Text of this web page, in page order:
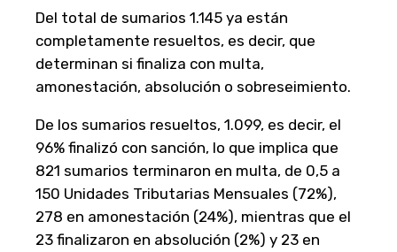
Del total de sumarios 1.145 ya están
completamente resueltos, es decir, que
determinan si finaliza con multa,
amonestación, absolución o sobreseimiento.
De los sumarios resueltos, 1.099, es decir, el
96% finalizó con sanción, lo que implica que
821 sumarios terminaron en multa, de 0,5 a
150 Unidades Tributarias Mensuales (72%),
278 en amonestación (24%), mientras que el
23 finalizaron en absolución (2%) y 23 en